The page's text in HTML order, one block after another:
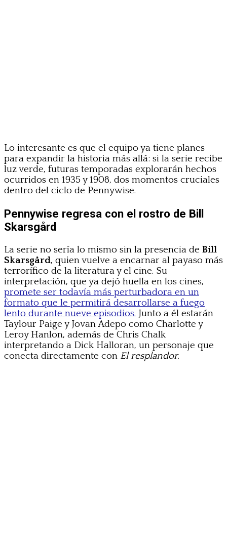
Lo interesante es que el equipo ya tiene planes
para expandir la historia más allá: si la serie recibe
luz verde, futuras temporadas explorarán hechos
ocurridos en 1935 y 1908, dos momentos cruciales
dentro del ciclo de Pennywise.
Pennywise regresa con el rostro de Bill
Skarsgård
La serie no sería lo mismo sin la presencia de Bill
Skarsgård, quien vuelve a encarnar al payaso más
terrorífico de la literatura y el cine. Su
interpretación, que ya dejó huella en los cines,
promete ser todavía más perturbadora en un
formato que le permitirá desarrollarse a fuego
lento durante nueve episodios. Junto a él estarán
Taylour Paige y Jovan Adepo como Charlotte y
Leroy Hanlon, además de Chris Chalk
interpretando a Dick Halloran, un personaje que
conecta directamente con El resplandor.